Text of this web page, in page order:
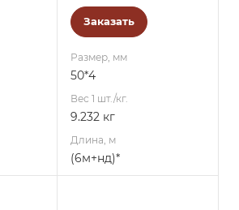
Заказать
Размер, мм
50*4
Вес 1 шт./кг.
9.232 кг
Длина, м
(6м+нд)*